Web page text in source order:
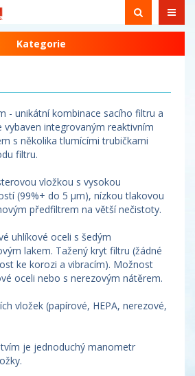
Kategorie
- unikátní kombinace sacího filtru a
vybaven integrovaným reaktivním
s několika tlumícími trubičkami
filtru.
vložkou s vysokou
(99%+ do 5 µm), nízkou tlakovou
předfiltrem na větší nečistoty.
uhlíkové oceli s šedým
lakem. Tažený kryt filtru (žádné
ke korozi a vibracím). Možnost
oceli nebo s nerezovým nátěrem.
vložek (papírové, HEPA, nerezové,
je jednoduchý manometr